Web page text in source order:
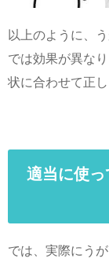
以上のように、
では効果が異な
状に合わせて正
適当に使っ
では、実際にう